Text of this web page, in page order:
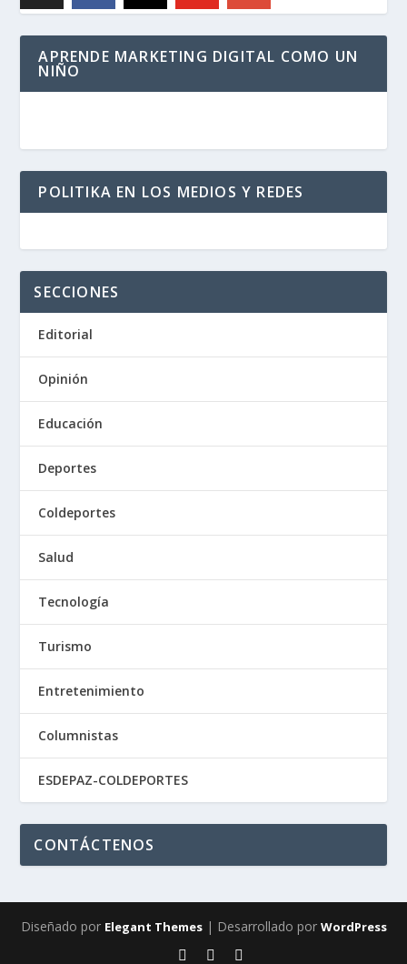
APRENDE MARKETING DIGITAL COMO UN
NIÑO
POLITIKA EN LOS MEDIOS Y REDES
SECCIONES
Editorial
Opinión
Educación
Deportes
Coldeportes
Salud
Tecnología
Turismo
Entretenimiento
Columnistas
ESDEPAZ-COLDEPORTES
CONTÁCTENOS
Diseñado por Elegant Themes| Desarrollado por WordPress